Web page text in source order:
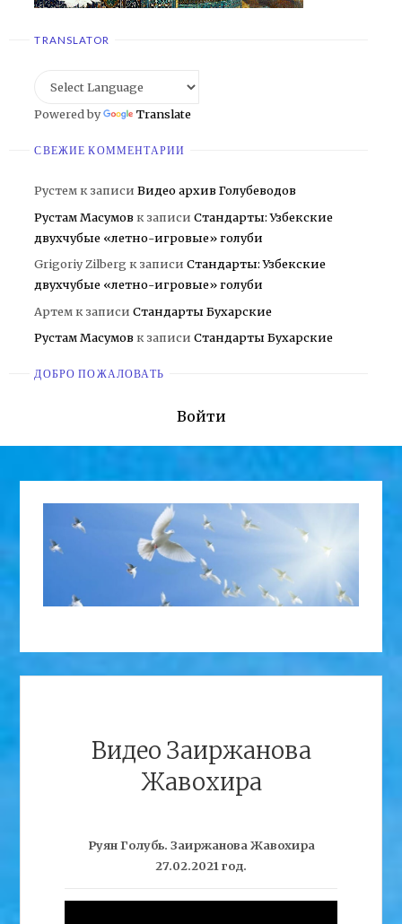
TRANSLATOR
Powered by Translate
СВЕЖИЕ КОММЕНТАРИИ
Рустемк записиВидео архив Голубеводов
Рустам Масумов к записиСтандарты: Узбекские
двухчубые «летно-игровые» голуби
Grigoriy Zilberg к записиСтандарты: Узбекские
двухчубые «летно-игровые» голуби
Артемк записиСтандарты Бухарские
Рустам Масумов к записиСтандарты Бухарские
ДОБРО ПОЖАЛОВАТЬ
Войти
Видео Заиржанова
Жавохира
Руян Голубь. Заиржанова Жавохира
27.02.2021 год.